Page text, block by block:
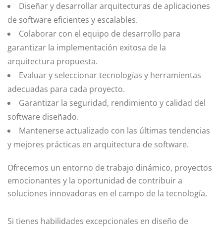
Diseñar y desarrollar arquitecturas de aplicaciones
de software eficientes y escalables.
Colaborar con el equipo de desarrollo para
garantizar la implementación exitosa de la
arquitectura propuesta.
Evaluar y seleccionar tecnologías y herramientas
adecuadas para cada proyecto.
Garantizar la seguridad, rendimiento y calidad del
software diseñado.
Mantenerse actualizado con las últimas tendencias
y mejores prácticas en arquitectura de software.
Ofrecemos un entorno de trabajo dinámico, proyectos
emocionantes y la oportunidad de contribuir a
soluciones innovadoras en el campo de la tecnología.
Si tienes habilidades excepcionales en diseño de